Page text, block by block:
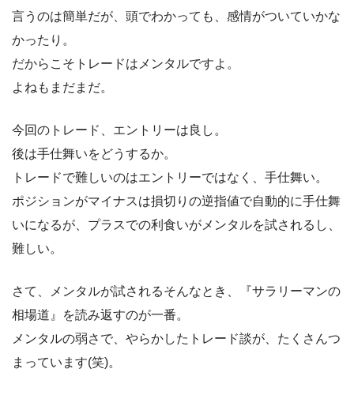
言うのは簡単だが、頭でわかっても、感情がついていかな
かったり。
だからこそトレードはメンタルですよ。
よねもまだまだ。
今回のトレード、エントリーは良し。
後は手仕舞いをどうするか。
トレードで難しいのはエントリーではなく、手仕舞い。
ポジションがマイナスは損切りの逆指値で自動的に手仕舞
いになるが、プラスでの利食いがメンタルを試されるし、
難しい。
さて、メンタルが試されるそんなとき、『サラリーマンの
相場道』を読み返すのが一番。
メンタルの弱さで、やらかしたトレード談が、たくさんつ
まっています(笑)。